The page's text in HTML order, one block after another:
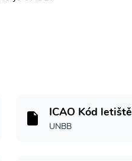
ICAO Kód letiště
UNBB